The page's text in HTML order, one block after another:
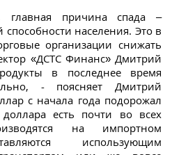
главная причина спада –
населения. Это в
организации снижать
«ДСТС Финанс» Дмитрий
в последнее время
- поясняет Дмитрий
с начала года подорожал
есть почти во всех
на импортном
использующим